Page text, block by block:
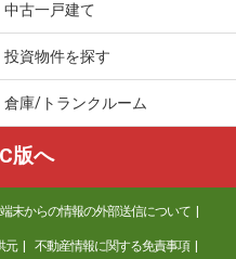
中古一戸建て
投資物件を探す
倉庫/トランクルーム
版へ
末からの情報の外部送信について
元 不動産情報に関する免責事項